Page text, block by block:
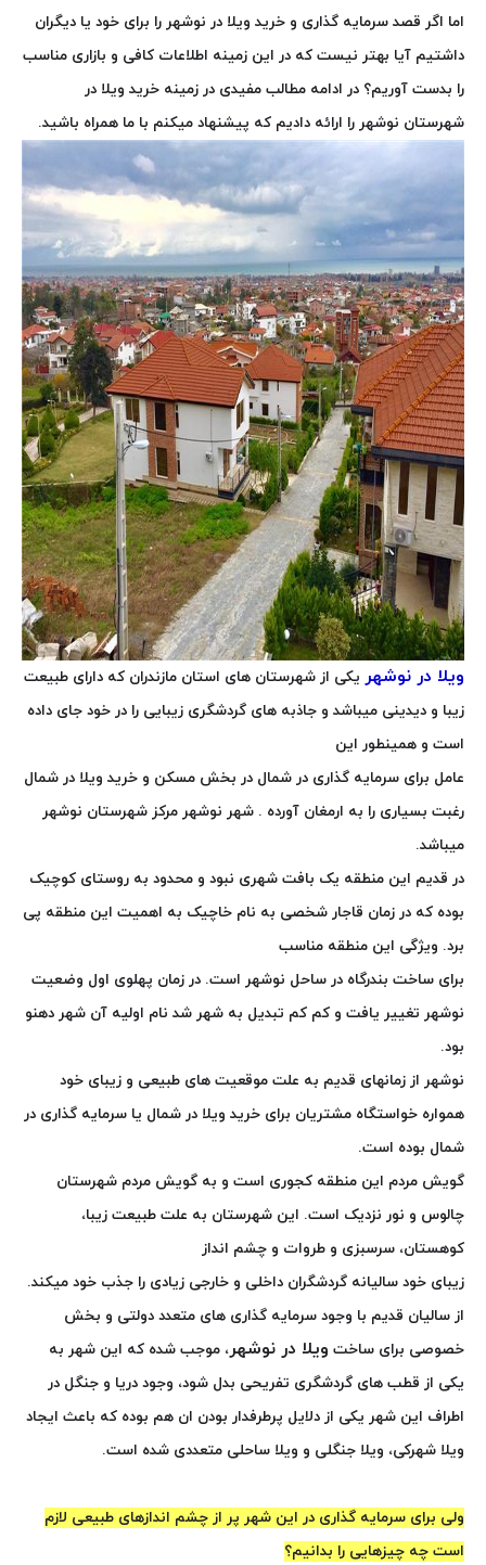
اما اگر قصد سرمایه گذاری و خرید ویلا در نوشهر را برای خود یا دیگران
داشتیم آیا بهتر نیست که در این زمینه اطلاعات کافی و بازاری مناسب
را بدست آوریم؟ در ادامه مطالب مفیدی در زمینه خرید ویلا در
شهرستان نوشهر را ارائه دادیم که پیشنهاد میکنم با ما همراه باشید.
ویلا در نوشهر یکی از شهرستان های استان مازندران که دارای طبیعت
زیبا و دیدینی میباشد و جاذبه های گردشگری زیبایی را در خود جای داده
است و همینطور این
عامل برای سرمایه گذاری در شمال در بخش مسکن و خرید ویلا در شمال
رغبت بسیاری را به ارمغان آورده . شهر نوشهر مرکز شهرستان نوشهر
میباشد.
در قدیم این منطقه یک بافت شهری نبود و محدود به روستای کوچیک
بوده که در زمان قاجار شخصی به نام خاچیک به اهمیت این منطقه پی
برد. ویژگی این منطقه مناسب
برای ساخت بندرگاه در ساحل نوشهر است. در زمان پهلوی اول وضعیت
نوشهر تغییر یافت و کم کم تبدیل به شهر شد نام اولیه آن شهر دهنو
بود.
نوشهر از زمانهای قدیم به علت موقعیت های طبیعی و زیبای خود
همواره خواستگاه مشتریان برای خرید ویلا در شمال یا سرمایه گذاری در
شمال بوده است.
گویش مردم این منطقه کجوری است و به گویش مردم شهرستان
چالوس و نور نزدیک است. این شهرستان به علت طبیعت زیبا،
کوهستان، سرسبزی و طروات و چشم انداز
زیبای خود سالیانه گردشگران داخلی و خارجی زیادی را جذب خود میکند.
از سالیان قدیم با وجود سرمایه گذاری های متعدد دولتی و بخش
خصوصی برای ساخت ویلا در نوشهر، موجب شده که این شهر به
یکی از قطب های گردشگری تفریحی بدل شود، وجود دریا و جنگل در
اطراف این شهر یکی از دلایل پرطرفدار بودن ان هم بوده که باعث ایجاد
ویلا شهرکی، ویلا جنگلی و ویلا ساحلی متعددی شده است.
ولی برای سرمایه گذاری در این شهر پر از چشم اندازهای طبیعی لازم
است چه چیزهایی را بدانیم؟